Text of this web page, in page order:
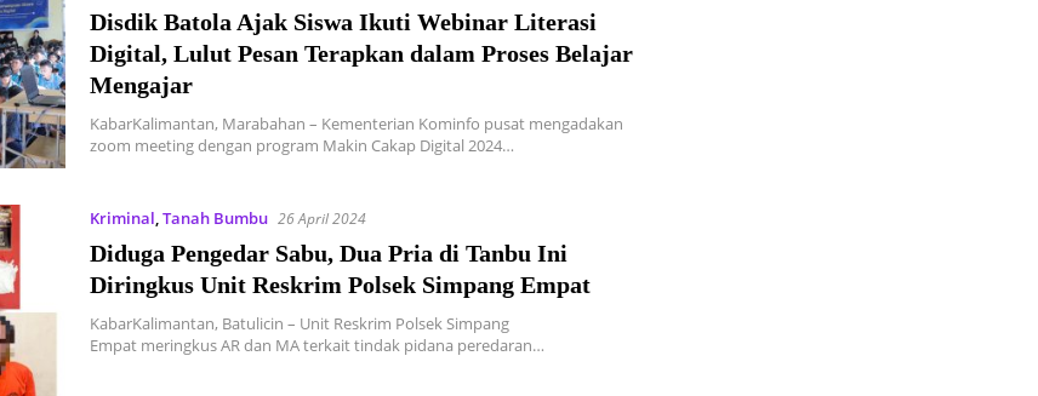
Disdik Batola Ajak Siswa Ikuti Webinar Literasi
Digital, Lulut Pesan Terapkan dalam Proses Belajar
Mengajar
KabarKalimantan, Marabahan – Kementerian Kominfo pusat mengadakan
zoom meeting dengan program Makin Cakap Digital 2024…
Kriminal,Tanah Bumbu 26 April 2024
Diduga Pengedar Sabu, Dua Pria di Tanbu Ini
Diringkus Unit Reskrim Polsek Simpang Empat
KabarKalimantan, Batulicin – Unit Reskrim Polsek Simpang
Empat meringkus AR dan MA terkait tindak pidana peredaran…